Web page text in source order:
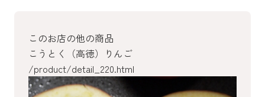
このお店の他の商品
こうとく（高徳）りんご
/product/detail_220.html
/product/detail_218.html
/product/detail_216.html
/product/detail_215.html
/product/detail_197.html
/product/detail_190.html
/product/detail_31.html